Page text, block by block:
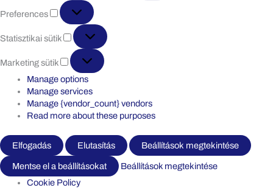
Preferences
Preferences
Statisztikai sütik
Statisztikai
sütik
Marketing sütik
Marketing
sütik
Manage options
Manage services
Manage {vendor_count} vendors
Read more about these purposes
Elfogadás Elutasítás Beállítások megtekintése
Mentse el a beállításokat
Beállítások megtekintése
Cookie Policy